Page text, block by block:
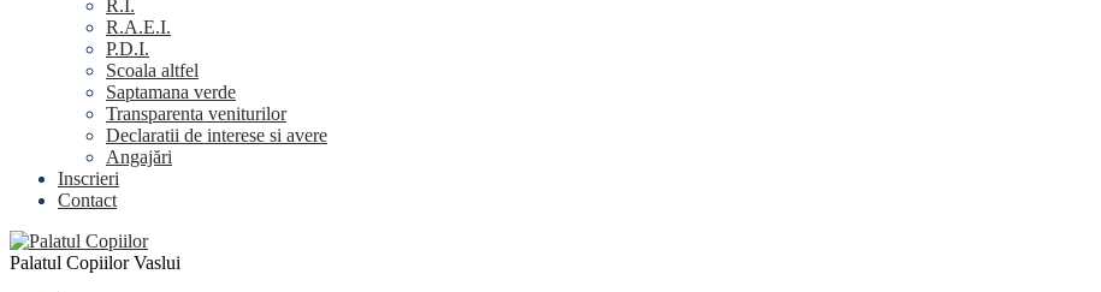
R.I.
R.A.E.I.
P.D.I.
Scoala altfel
Saptamana verde
Transparenta veniturilor
Declaratii de interese si avere
Angajări
Inscrieri
Contact
Palatul Copiilor Vaslui